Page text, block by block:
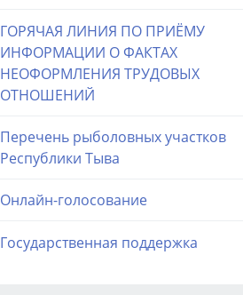
ГОРЯЧАЯ ЛИНИЯ ПО ПРИЁМУ
ИНФОРМАЦИИ О ФАКТАХ
НЕОФОРМЛЕНИЯ ТРУДОВЫХ
ОТНОШЕНИЙ
Перечень рыболовных участков
Республики Тыва
Онлайн-голосование
Государственная поддержка